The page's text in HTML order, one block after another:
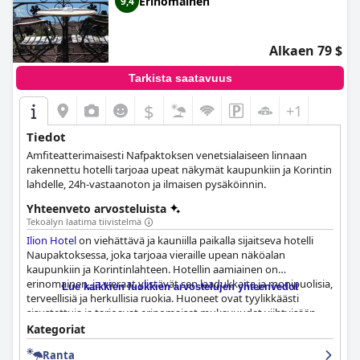
Alkaen 79 $
Tarkista saatavuus
$ +1
Tiedot
Amfiteatterimaisesti Nafpaktoksen venetsialaiseen linnaan
rakennettu hotelli tarjoaa upeat näkymät kaupunkiin ja Korintin
lahdelle, 24h-vastaanoton ja ilmaisen pysäköinnin.
Yhteenveto arvosteluista
Tekoälyn laatima tiivistelmä
Ilion Hotelon viehättävä ja kauniilla paikalla sijaitseva hotelli
Naupaktoksessa, joka tarjoaa vieraille upean näköalan
kaupunkiin ja Korintinlahteen. Hotellin aamiainen on
erinomainen, ja vieraat ylistävät sen laadukkaita ja monipuolisia,
terveellisiä ja herkullisia ruokia. Huoneet ovat tyylikkäästi
sisustettuja ja tarjoavat erinomaiset mukavuudet viihtyisään
oleskeluun, ja tilat ovat poikkeuksellisen siistit ja sängyt
mukavat. Hotellin henkilökunta on ystävällistä ja avuliasta, ja he
tekevät jatkuvasti parhaansa varmistaakseen miellyttävän
Lue kaikkien luokkien arvostelujen yhteenvedot
Kategoriat
Ranta